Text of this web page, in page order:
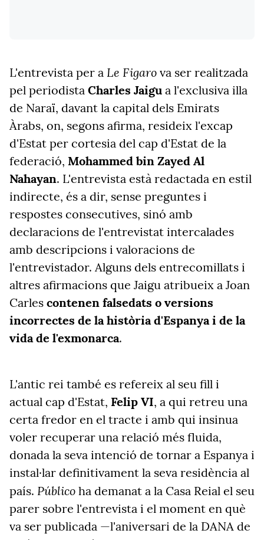
L'entrevista per a Le Figaro va ser realitzada
pel periodista Charles Jaigu a l'exclusiva illa
de Naraï, davant la capital dels Emirats
Àrabs, on, segons afirma, resideix l'excap
d'Estat per cortesia del cap d'Estat de la
federació, Mohammed bin Zayed Al
Nahayan. L'entrevista està redactada en estil
indirecte, és a dir, sense preguntes i
respostes consecutives, sinó amb
declaracions de l'entrevistat intercalades
amb descripcions i valoracions de
l'entrevistador. Alguns dels entrecomillats i
altres afirmacions que Jaigu atribueix a Joan
Carles contenen falsedats o versions
incorrectes de la història d'Espanya i de la
vida de l'exmonarca.
L'antic rei també es refereix al seu fill i
actual cap d'Estat, Felip VI, a qui retreu una
certa fredor en el tracte i amb qui insinua
voler recuperar una relació més fluida,
donada la seva intenció de tornar a Espanya i
instal·lar definitivament la seva residència al
país. Público ha demanat a la Casa Reial el seu
parer sobre l'entrevista i el moment en què
va ser publicada —l'aniversari de la DANA de